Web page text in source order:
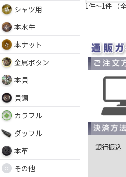
シャツ用
本水牛
本ナット
金属ボタン
本貝
貝調
カラフル
ダッフル
本革
その他
1件～1件 （全
銀行振込